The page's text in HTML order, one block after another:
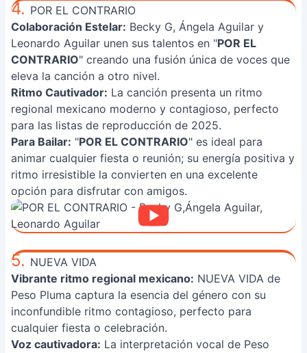
4. POR EL CONTRARIO
Colaboración Estelar: Becky G, Ángela Aguilar y
Leonardo Aguilar unen sus talentos en "POR EL
CONTRARIO" creando una fusión única de voces que
eleva la canción a otro nivel.
Ritmo Cautivador: La canción presenta un ritmo
regional mexicano moderno y contagioso, perfecto
para las listas de reproducción de 2025.
Para Bailar: "POR EL CONTRARIO" es ideal para
animar cualquier fiesta o reunión; su energía positiva y
ritmo irresistible la convierten en una excelente
opción para disfrutar con amigos.
5. NUEVA VIDA
Vibrante ritmo regional mexicano: NUEVA VIDA de
Peso Pluma captura la esencia del género con su
inconfundible ritmo contagioso, perfecto para
cualquier fiesta o celebración.
Voz cautivadora: La interpretación vocal de Peso